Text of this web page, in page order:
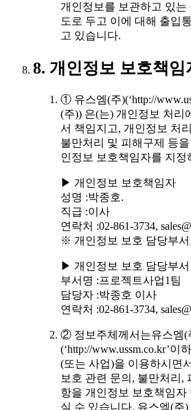
개인정보를 보관하고 있는
도로 두고 이에 대해 출입
고 있습니다.
8. 개인정보 보호책임
① 유스엠(주)(‘http://
(주)) 은(는) 개인정보 처리
서 책임지고, 개인정보 처
불만처리 및 피해구제 등
인정보 보호책임자를 지정
▶ 개인정보 보호책임자
성명 :박종호.
직급 :이사
연락처 :02-861-3734,
※ 개인정보 보호 담당부
▶ 개인정보 보호 담당부서
부서명 :프로젝트사업1팀
담당자 :박종호 이사
연락처 :02-861-3734,
② 정보주체께서는유스엠(
(‘http://www.ussm.co.kr’이
(또는 사업)을 이용하시면
보호 관련 문의, 불만처리,
항을 개인정보 보호책임
실 수 있습니다. 유스엠(주)